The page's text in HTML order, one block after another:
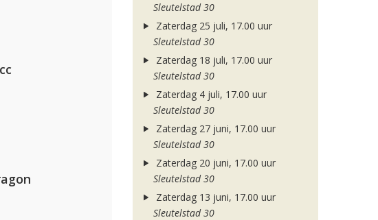
Sleutelstad 30
Zaterdag 25 juli, 17.00 uur
Sleutelstad 30
Zaterdag 18 juli, 17.00 uur
Sleutelstad 30
Zaterdag 4 juli, 17.00 uur
Sleutelstad 30
Zaterdag 27 juni, 17.00 uur
Sleutelstad 30
Zaterdag 20 juni, 17.00 uur
Sleutelstad 30
Zaterdag 13 juni, 17.00 uur
Sleutelstad 30